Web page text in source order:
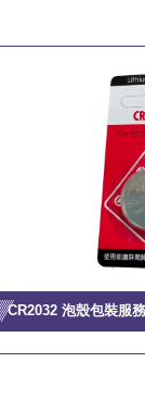
CR2032 泡殼包裝服